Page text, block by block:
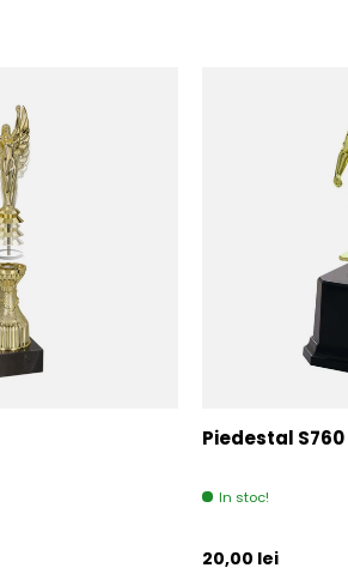
Piedestal S760
In stoc!
Pret initial
20,00 lei